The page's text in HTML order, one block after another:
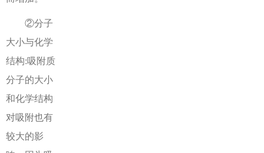
②分子
大小与化学
结构:吸附质
分子的大小
和化学结构
对吸附也有
较大的影